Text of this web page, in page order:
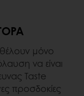
μόνο
να είναι
Taste
προσδοκίες